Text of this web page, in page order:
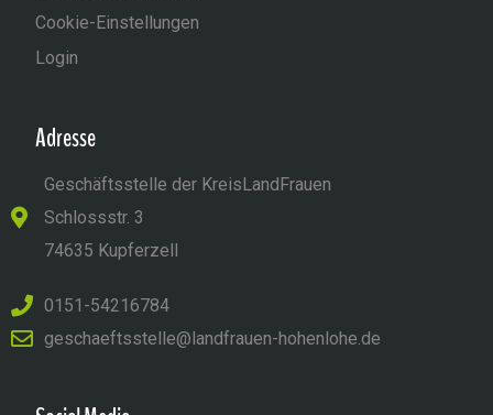
Cookie-Einstellungen
Login
Adresse
Geschäftsstelle der KreisLandFrauen
Schlossstr. 3
74635 Kupferzell
0151-54216784
geschaeftsstelle@landfrauen-hohenlohe.de